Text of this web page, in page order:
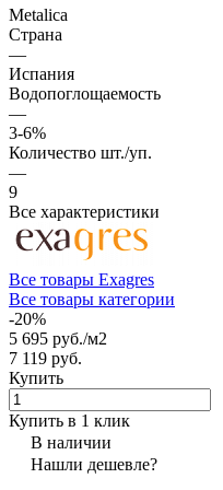
Metalica
Страна
—
Испания
Водопоглощаемость
—
3-6%
Количество шт./уп.
—
9
Все характеристики
Все товары Exagres
Все товары категории
-20%
5 695 руб./м2
7 119 руб.
Купить
Купить в 1 клик
В наличии
Нашли дешевле?